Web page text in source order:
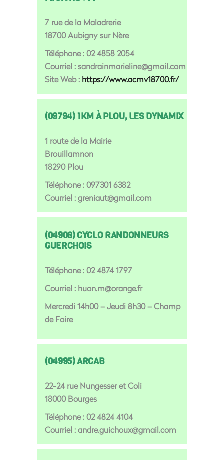
7 rue de la Maladrerie
18700 Aubigny sur Nère
Téléphone : 02 4858 2054
Courriel : sandrainmarieline@gmail.com
Site Web : https://www.acmv18700.fr/
(09794) 1KM À PLOU, LES DYNAMIX
1 route de la Mairie
Brouillamnon
18290 Plou
Téléphone : 097301 6382
Courriel : greniaut@gmail.com
(04908) CYCLO RANDONNEURS
GUERCHOIS
Téléphone : 02 4874 1797
Courriel : huon.m@orange.fr
Mercredi 14h00 – Jeudi 8h30 – Champ
de Foire
(04995) ARCAB
22-24 rue Nungesser et Coli
18000 Bourges
Téléphone : 02 4824 4104
Courriel : andre.guichoux@gmail.com